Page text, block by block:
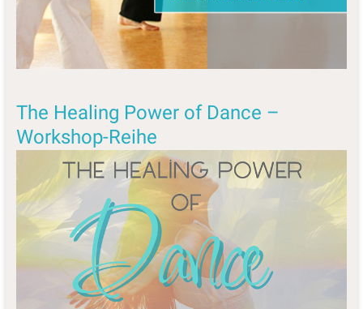
The Healing Power of Dance –
Workshop-Reihe